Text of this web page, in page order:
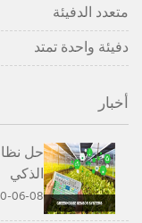
متعدد الدفيئة
دفيئة واحدة تمتد
أخبار
حل
الذكي
06-08